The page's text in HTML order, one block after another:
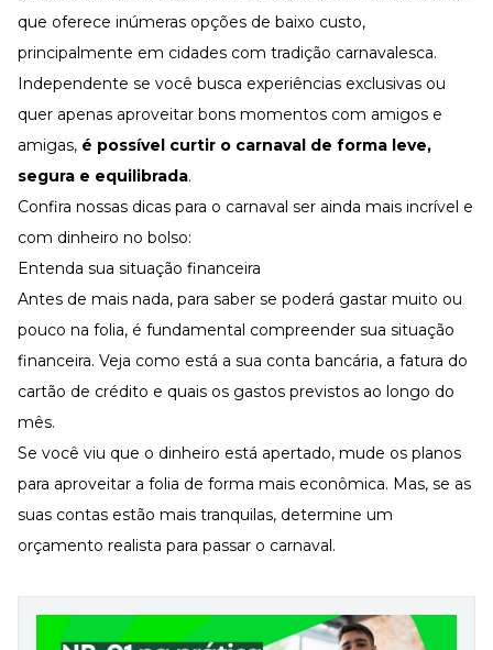
Kits
Lives
Newsletters
que oferece inúmeras opções de baixo custo,
principalmente em cidades com tradição carnavalesca.
Independente se você busca experiências exclusivas ou
quer apenas aproveitar bons momentos com amigos e
amigas, é possível curtir o carnaval de forma leve,
segura e equilibrada.
Confira nossas dicas para o carnaval ser ainda mais incrível e
com dinheiro no bolso:
Entenda sua situação financeira
Antes de mais nada, para saber se poderá gastar muito ou
pouco na folia, é fundamental compreender sua situação
financeira. Veja como está a sua conta bancária, a fatura do
cartão de crédito e quais os gastos previstos ao longo do
mês.
Se você viu que o dinheiro está apertado, mude os planos
para aproveitar a folia de forma mais econômica. Mas, se as
suas contas estão mais tranquilas, determine um
orçamento realista para passar o carnaval.